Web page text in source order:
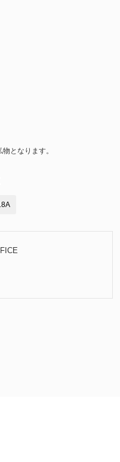
となります。